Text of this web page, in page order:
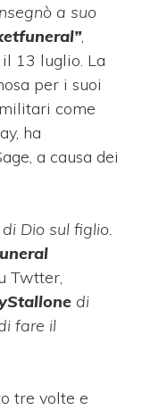
a suo
,
13 luglio. La
per i suoi
come
ha
a causa dei
Dio sul figlio.
Twtter,
di
fare il
tre volte e